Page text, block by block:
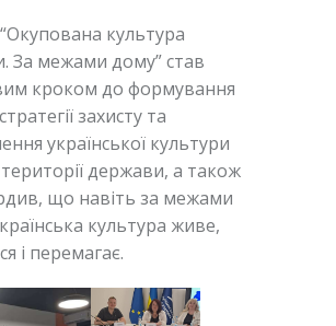
культура
За межами дому” став
кроком до формування
захисту та
української культури
території держави, а також
що навіть за межами
культура живе,
і перемагає.